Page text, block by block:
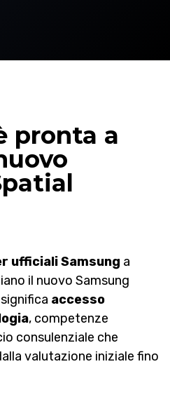
pronta a
ufficiali Samsung a
il nuovo Samsung
accesso
, competenze
consulenziale che
valutazione iniziale fino